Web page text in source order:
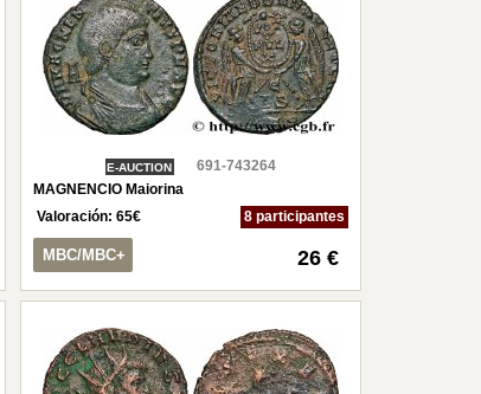
E-AUCTION
691-743264
MAGNENCIO Maiorina
Valoración:65€ 8 participantes
MBC/MBC+ 26 €